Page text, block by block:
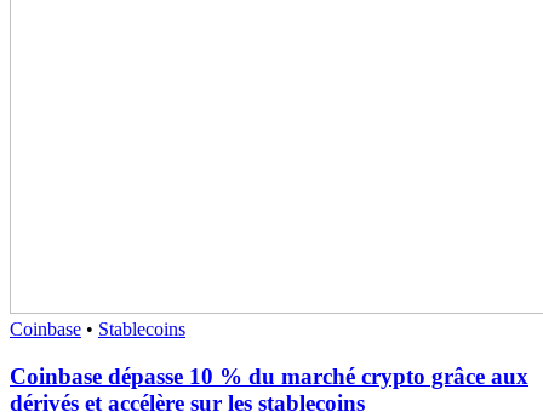
Coinbase • Stablecoins
Coinbase dépasse 10 % du marché crypto grâce aux
dérivés et accélère sur les stablecoins